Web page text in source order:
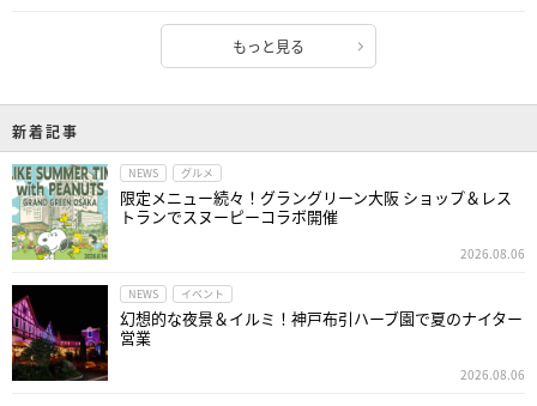
もっと見る
新着記事
NEWS グルメ
限定メニュー続々！グラングリーン大阪 ショップ＆レス
トランでスヌーピーコラボ開催
2026.08.06
NEWS イベント
幻想的な夜景＆イルミ！神戸布引ハーブ園で夏のナイター
営業
2026.08.06